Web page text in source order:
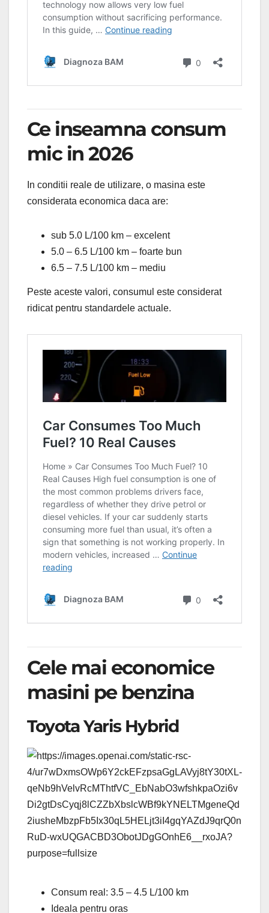
Ce inseamna consum
mic in 2026
In conditii reale de utilizare, o masina este
considerata economica daca are:
sub 5.0 L/100 km – excelent
5.0 – 6.5 L/100 km – foarte bun
6.5 – 7.5 L/100 km – mediu
Peste aceste valori, consumul este considerat
ridicat pentru standardele actuale.
Cele mai economice
masini pe benzina
Toyota Yaris Hybrid
Consum real: 3.5 – 4.5 L/100 km
Ideala pentru oras